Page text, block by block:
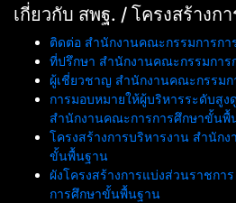
เกี่ยวกับ สพฐ. / โครงสร้างก
ติดต่อ สำนักงานคณะกรรมการก
ที่ปรึกษา สำนักงานคณะกรรมกา
ผู้เชี่ยวชาญ สำนักงานคณะกรรม
การมอบหมายให้ผู้บริหารระดับสู
สำนักงานคณะการการศึกษาขั้นพื้
โครงสร้างการบริหารงาน สำนัก
ขั้นพื้นฐาน
ผังโครงสร้างการแบ่งส่วนราชก
การศึกษาขั้นพื้นฐาน